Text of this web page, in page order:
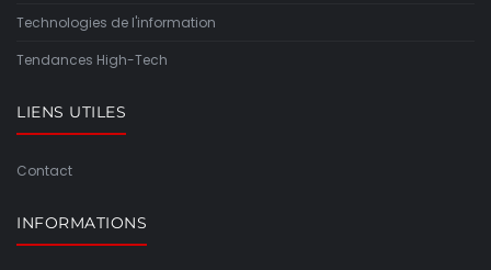
Technologies de l'information
Tendances High-Tech
LIENS UTILES
Contact
INFORMATIONS